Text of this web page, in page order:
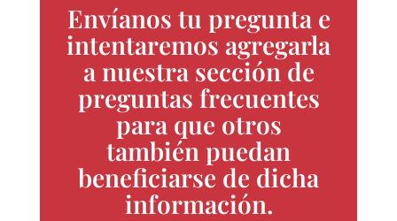
Envíanos tu pregunta e
intentaremos agregarla
a nuestra sección de
preguntas frecuentes
para que otros
también puedan
beneficiarse de dicha
información.